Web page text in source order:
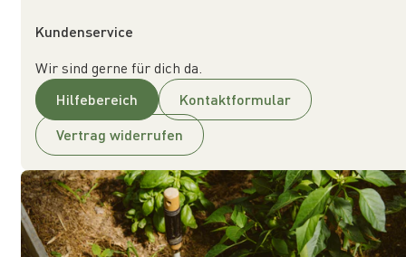
Kundenservice
Wir sind gerne für dich da.
Hilfebereich
Kontaktformular
Vertrag widerrufen